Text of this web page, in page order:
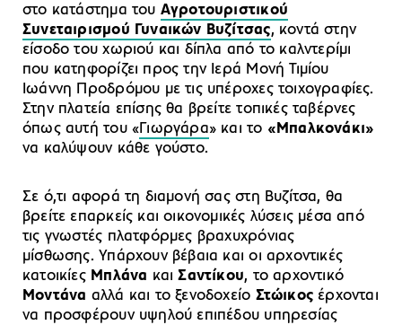
στο κατάστημα του Αγροτουριστικού
Συνεταιρισμού Γυναικών Βυζίτσας, κοντά στην
είσοδο του χωριού και δίπλα από το καλντερίμι
που κατηφορίζει προς την Ιερά Μονή Τιμίου
Ιωάννη Προδρόμου με τις υπέροχες τοιχογραφίες.
Στην πλατεία επίσης θα βρείτε τοπικές ταβέρνες
όπως αυτή του «Γιωργάρα» και το «Μπαλκονάκι»
να καλύψουν κάθε γούστο.
Σε ό,τι αφορά τη διαμονή σας στη Βυζίτσα, θα
βρείτε επαρκείς και οικονομικές λύσεις μέσα από
τις γνωστές πλατφόρμες βραχυχρόνιας
μίσθωσης. Υπάρχουν βέβαια και οι αρχοντικές
κατοικίες Μπλάνα καιΣαντίκου, το αρχοντικό
Mοντάνα αλλά και το ξενοδοχείο Στώικος έρχονται
να προσφέρουν υψηλού επιπέδου υπηρεσίας